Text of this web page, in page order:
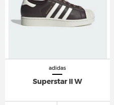
adidas
Superstar II W